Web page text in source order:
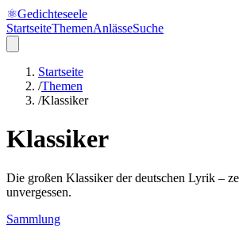
⚛Gedichteseele
StartseiteThemenAnlässeSuche
Startseite
/Themen
/Klassiker
Klassiker
Die großen Klassiker der deutschen Lyrik –
unvergessen.
Sammlung